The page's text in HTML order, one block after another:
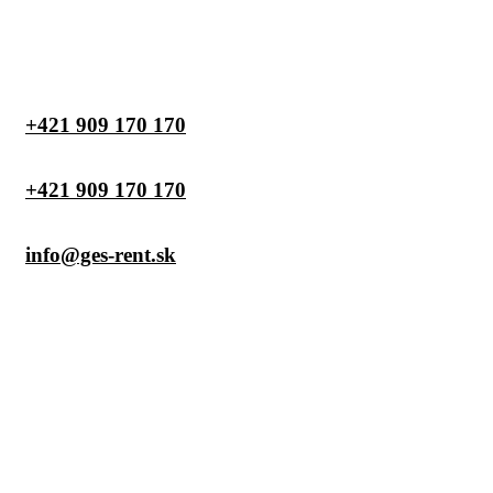
+421 909 170 170
+421 909 170 170
info@ges-rent.sk